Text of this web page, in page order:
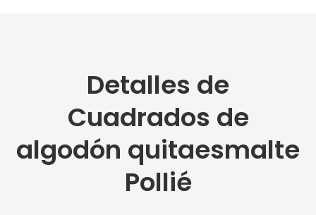
Detalles de
Cuadrados de
algodón quitaesmalte
Pollié